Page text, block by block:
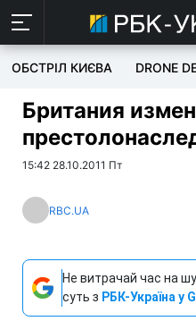
ОБСТРІЛ КИЄВА DRONE
Британия
15:42 28.10.2011 Пт
RBC.UA
Не витрачай час на
суть з РБК-Україна у